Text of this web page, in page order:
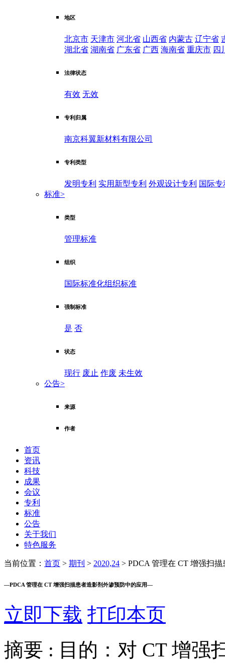
地区
北京市 天津市 河北省 山西省 内蒙古 辽宁省
湖北省 湖南省 广东省 广西 海南省 重庆市 四
法律状态
有效 无效
专利归属
南京科翼新材料有限公司
专利类型
发明专利 实用新型专利 外观设计专利 国际专
标准>
类型
管理标准
组织
国际标准化组织标准
强制标准
是 否
状态
现行 废止 作废 未生效
公告>
来源
作者
首页
资讯
科技
成果
会议
专利
标准
公告
关于我们
特色服务
当前位置： 首页 > 期刊 > 2020,24 > PDCA 管理在 CT 增强扫
—PDCA 管理在 CT 增强扫描患者造影剂外渗预防中的应用—
立即下载 打印本页
摘要 : 目的：对 CT 增强